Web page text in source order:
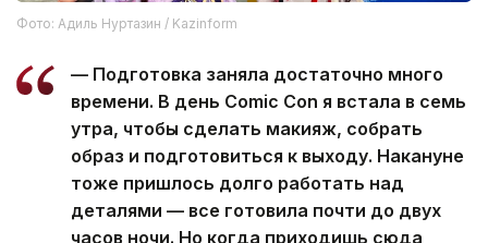
Фото: Адиль Нуртазин / Kazinform
— Подготовка заняла достаточно много
времени. В день Comic Con я встала в семь
утра, чтобы сделать макияж, собрать
образ и подготовиться к выходу. Накануне
тоже пришлось долго работать над
деталями — все готовила почти до двух
часов ночи. Но когда приходишь сюда